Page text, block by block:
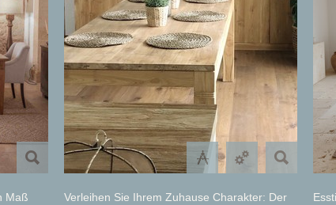
Maß
Verleihen Sie Ihrem Zuhause Charakter: Der